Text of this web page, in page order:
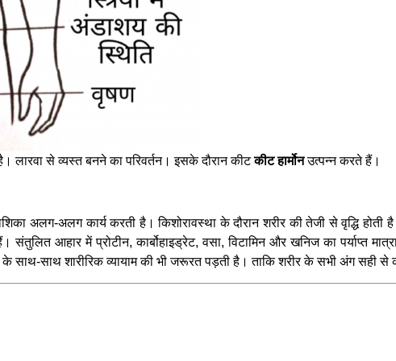
से व्यस्त बनने का परिवर्तन। इसके दौरान कीटकीट हार्मोनउत्पन्न करते हैं।
अलग-अलग कार्य करती है। किशोरावस्था के दौरान शरीर की तेजी से वृद्धि होती
आहार में प्रोटीन, कार्बोहाइड्रेट, वसा, विटामिन और खनिज का पर्याप्त
साथ शारीरिक व्यायाम की भी जरूरत पड़ती है। ताकि शरीर के सभी अंग सही से